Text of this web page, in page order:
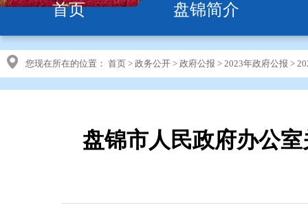
首页 盘锦简介
您现在所在的位置： 首页 > 政务公开 > 政府公报 > 2023年政府公报 >
盘锦市人民政府办公